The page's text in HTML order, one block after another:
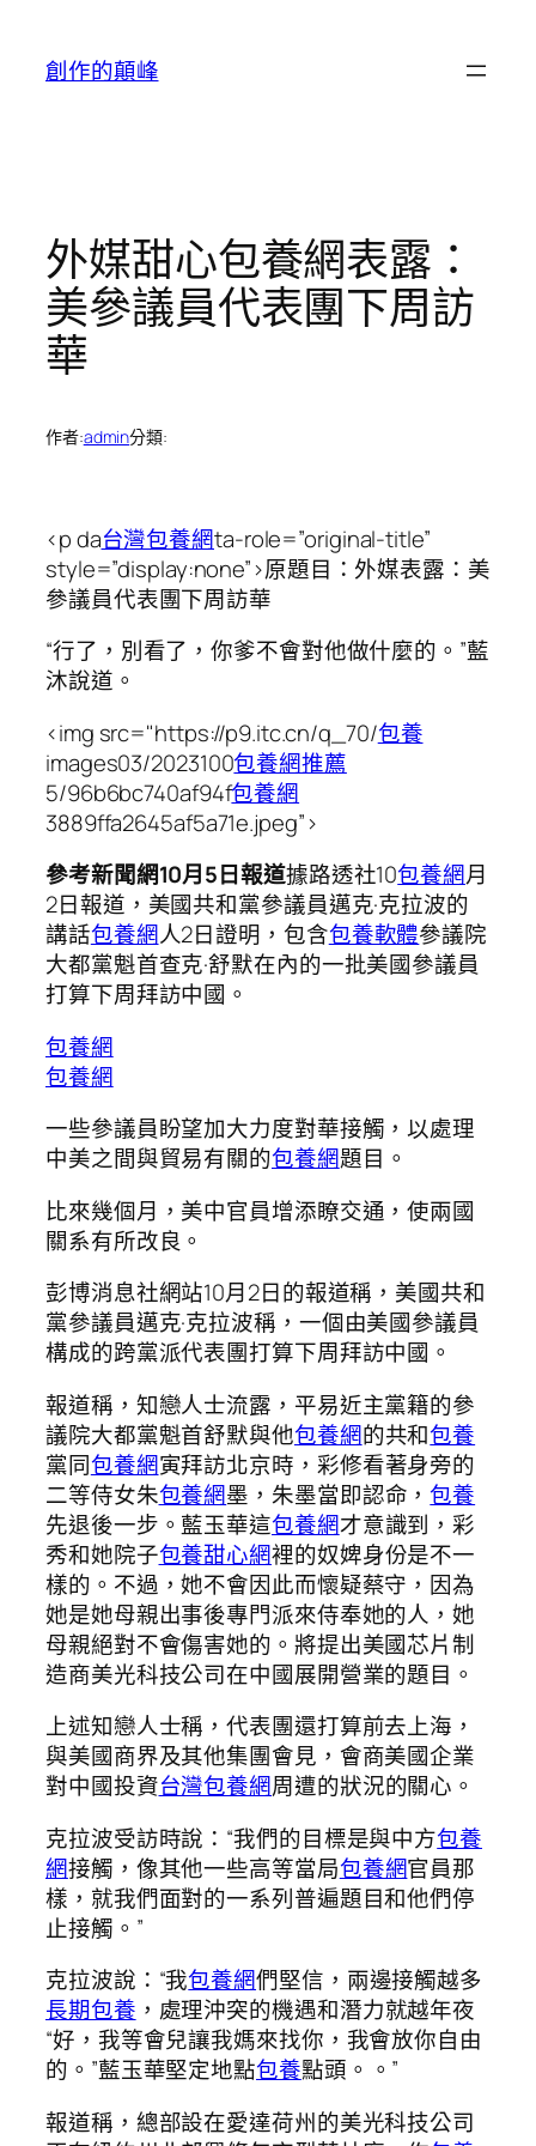
創作的顛峰
外媒甜心包養網表露：
美參議員代表團下周訪
華
作者:admin分類:
<p da台灣包養網ta-role=”original-title”
style=”display:none”>原題目：外媒表露：美
參議員代表團下周訪華
“行了，別看了，你爹不會對他做什麼的。”藍
沐說道。
<img src="https://p9.itc.cn/q_70/包養
images03/2023100包養網推薦
5/96b6bc740af94f包養網
3889ffa2645af5a71e.jpeg”>
參考新聞網10月5日報道據路透社10包養網月
2日報道，美國共和黨參議員邁克·克拉波的
講話包養網人2日證明，包含包養軟體參議院
大都黨魁首查克·舒默在內的一批美國參議員
打算下周拜訪中國。
包養網
包養網
一些參議員盼望加大力度對華接觸，以處理
中美之間與貿易有關的包養網題目。
比來幾個月，美中官員增添瞭交通，使兩國
關系有所改良。
彭博消息社網站10月2日的報道稱，美國共和
黨參議員邁克·克拉波稱，一個由美國參議員
構成的跨黨派代表團打算下周拜訪中國。
報道稱，知戀人士流露，平易近主黨籍的參
議院大都黨魁首舒默與他包養網的共和包養
黨同包養網寅拜訪北京時，彩修看著身旁的
二等侍女朱包養網墨，朱墨當即認命，包養
先退後一步。藍玉華這包養網才意識到，彩
秀和她院子包養甜心網裡的奴婢身份是不一
樣的。不過，她不會因此而懷疑蔡守，因為
她是她母親出事後專門派來侍奉她的人，她
母親絕對不會傷害她的。將提出美國芯片制
造商美光科技公司在中國展開營業的題目。
上述知戀人士稱，代表團還打算前去上海，
與美國商界及其他集團會見，會商美國企業
對中國投資台灣包養網周遭的狀況的關心。
克拉波受訪時說：“我們的目標是與中方包養
網接觸，像其他一些高等當局包養網官員那
樣，就我們面對的一系列普遍題目和他們停
止接觸。”
克拉波說：“我包養網們堅信，兩邊接觸越多
長期包養 ，處理沖突的機遇和潛力就越年夜
“好，我等會兒讓我媽來找你，我會放你自由
的。”藍玉華堅定地點包養點頭。。”
報道稱，總部設在愛達荷州的美光科技公司